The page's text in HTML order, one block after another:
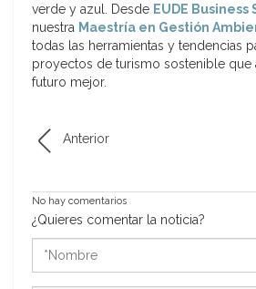
verde y azul. Desde EUDE Business
nuestra Maestría en Gestión
todas las herramientas y tendencias
proyectos de turismo sostenible que
futuro mejor.
Anterior
No hay comentarios
¿Quieres comentar la noticia?
*Nombre